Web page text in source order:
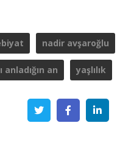
nadir avşaroğlu
anladığın an yaşlılık
Twitter Facebook